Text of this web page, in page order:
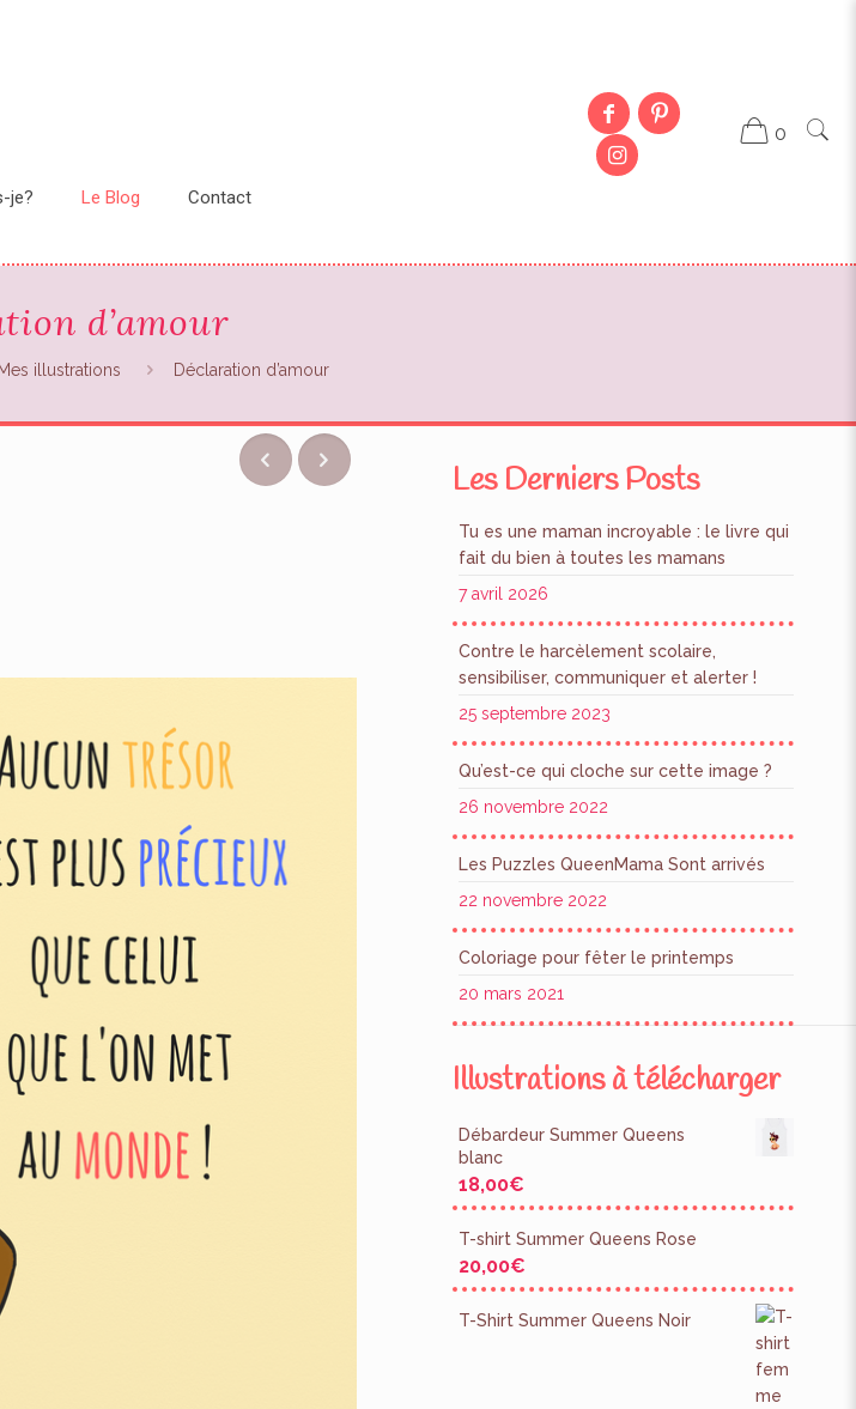
je? Le Blog Contact
0
d’amour
Mes illustrations Déclaration d’amour
Les Derniers Posts
Tu es une maman incroyable : le livre qui
fait du bien à toutes les mamans
7 avril 2026
Contre le harcèlement scolaire,
sensibiliser, communiquer et alerter !
25 septembre 2023
Qu’est-ce qui cloche sur cette image ?
26 novembre 2022
Les Puzzles QueenMama Sont arrivés
22 novembre 2022
Coloriage pour fêter le printemps
20 mars 2021
Illustrations à télécharger
Débardeur Summer Queens
blanc
18,00€
T-shirt Summer Queens Rose
20,00€
T-Shirt Summer Queens Noir